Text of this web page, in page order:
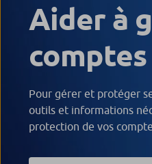
Aider à
comptes
Pour gérer et protéger
outils et informations
protection de vos